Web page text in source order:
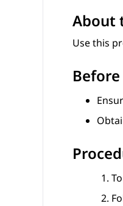
About
Use this